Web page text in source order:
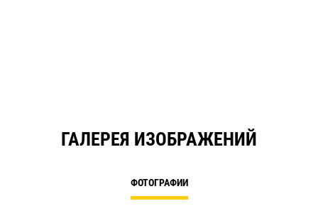
ГАЛЕРЕЯ ИЗОБРАЖЕНИЙ
ФОТОГРАФИИ